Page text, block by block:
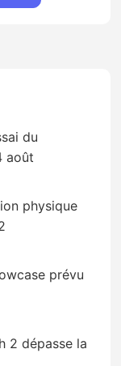
du
août
physique
prévu
2 dépasse la